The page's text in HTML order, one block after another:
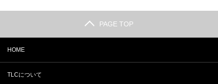
PAGE TOP
HOME
TLCについて